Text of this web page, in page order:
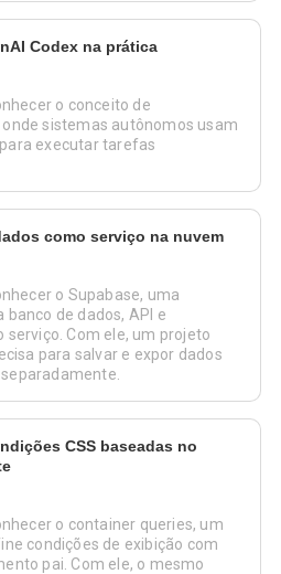
Codex na prática
o conceito de
sistemas autônomos usam
executar tarefas
como serviço na nuvem
o Supabase, uma
de dados, API e
Com ele, um projeto
para salvar e expor dados
CSS baseadas no
o container queries, um
condições de exibição com
pai. Com ele, o mesmo